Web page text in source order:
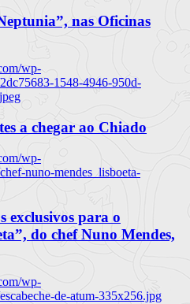
nas Oficinas
wp-
1548-4946-950d-
a chegar ao Chiado
wp-
nuno-mendes_lisboeta-
exclusivos para o
do chef Nuno Mendes,
wp-
de-atum-335x256.jpg